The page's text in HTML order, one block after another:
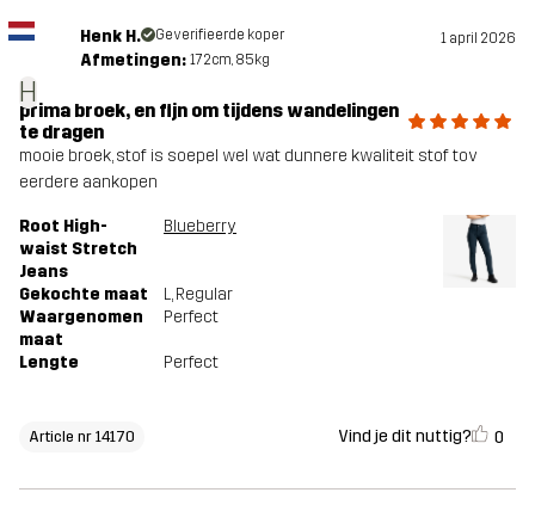
H
Henk H. Geverifieerde koper 1 april 2026
Afmetingen: 172cm, 85kg
prima broek, en fijn om tijdens wandelingen
te dragen
mooie broek, stof is soepel wel wat dunnere kwaliteit stof tov
eerdere aankopen
Root High-
waist Stretch
Jeans
Blueberry
Gekochte maat L, Regular
Waargenomen
maat
Perfect
Lengte Perfect
Article nr 14170 Vind je dit nuttig? 0